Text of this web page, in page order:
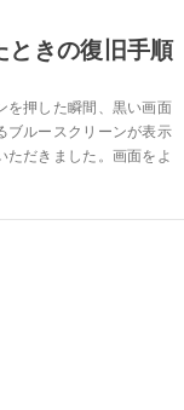
きの復旧手順
を押した瞬間、黒い画面
ブルースクリーンが表示
ただきました。画面をよ